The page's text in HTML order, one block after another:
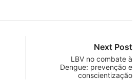
Next Post
LBV no combate à
Dengue: prevenção e
conscientização